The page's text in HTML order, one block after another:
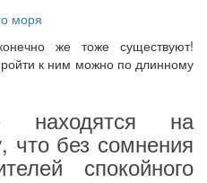
же тоже существуют!
к ним можно по длинному
находятся на
что без сомнения
спокойного